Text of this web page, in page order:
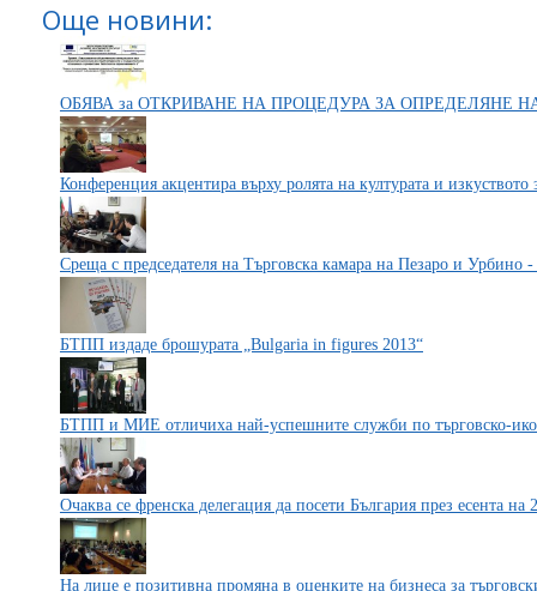
Още новини:
ОБЯВА за ОТКРИВАНЕ НА ПРОЦЕДУРА ЗА ОПРЕДЕЛЯНЕ
Конференция акцентира върху ролята на културата и
Среща с председателя на Търговска камара на Пезаро и Урбино
БТПП издаде брошурата „Bulgaria in figures 2013“
БТПП и МИЕ отличиха най-успешните служби по търговско-
Очаква се френска делегация да посети България през есента на
На лице е позитивна промяна в оценките на бизнеса за